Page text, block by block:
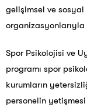
gelişimsel ve sosyal
organizasyonlarıyla
Spor Psikolojisi ve
programı spor
kurumların
personelin